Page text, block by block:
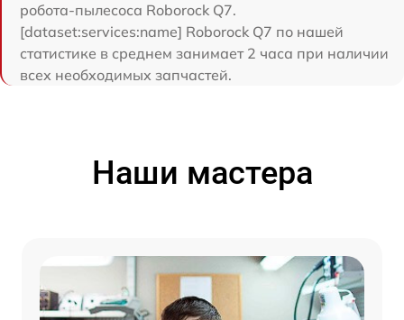
робота-пылесоса Roborock Q7.
[dataset:services:name] Roborock Q7 по нашей
статистике в среднем занимает 2 часа при наличии
всех необходимых запчастей.
Наши мастера